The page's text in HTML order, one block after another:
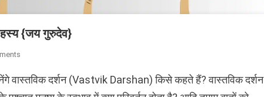
{जय गुरुदेव}
दर्शन
वास्तविक दर्शन (Vastvik Darshan) किसे कहते हैं? वास्तविक दर्शन